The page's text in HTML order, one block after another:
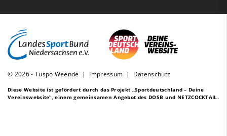
© 2026 - Tuspo Weende | Impressum | Datenschutz
Diese Website ist gefördert durch das Projekt „Sportdeutschland – Deine
Vereinswebsite”, einem gemeinsamen Angebot des DOSB und NETZCOCKTAIL.